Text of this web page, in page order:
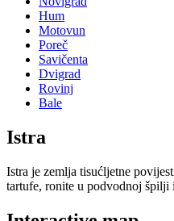
Hum
Motovun
Poreč
Savičenta
Dvigrad
Rovinj
Bale
Istra
Istra je zemlja tisućljetne
tartufe, ronite u podvodnoj špilji